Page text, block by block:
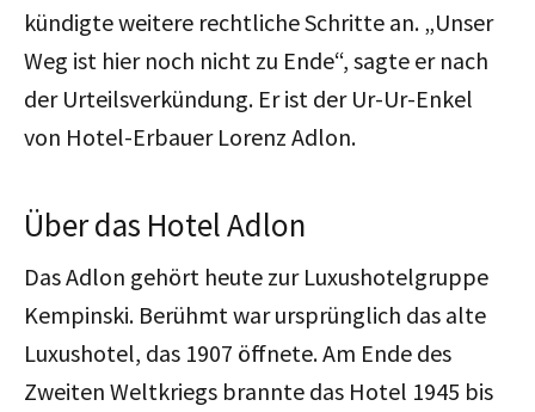
kündigte weitere rechtliche Schritte an. „Unser
Weg ist hier noch nicht zu Ende“, sagte er nach
der Urteilsverkündung. Er ist der Ur-Ur-Enkel
von Hotel-Erbauer Lorenz Adlon.
Über das Hotel Adlon
Das Adlon gehört heute zur Luxushotelgruppe
Kempinski. Berühmt war ursprünglich das alte
Luxushotel, das 1907 öffnete. Am Ende des
Zweiten Weltkriegs brannte das Hotel 1945 bis